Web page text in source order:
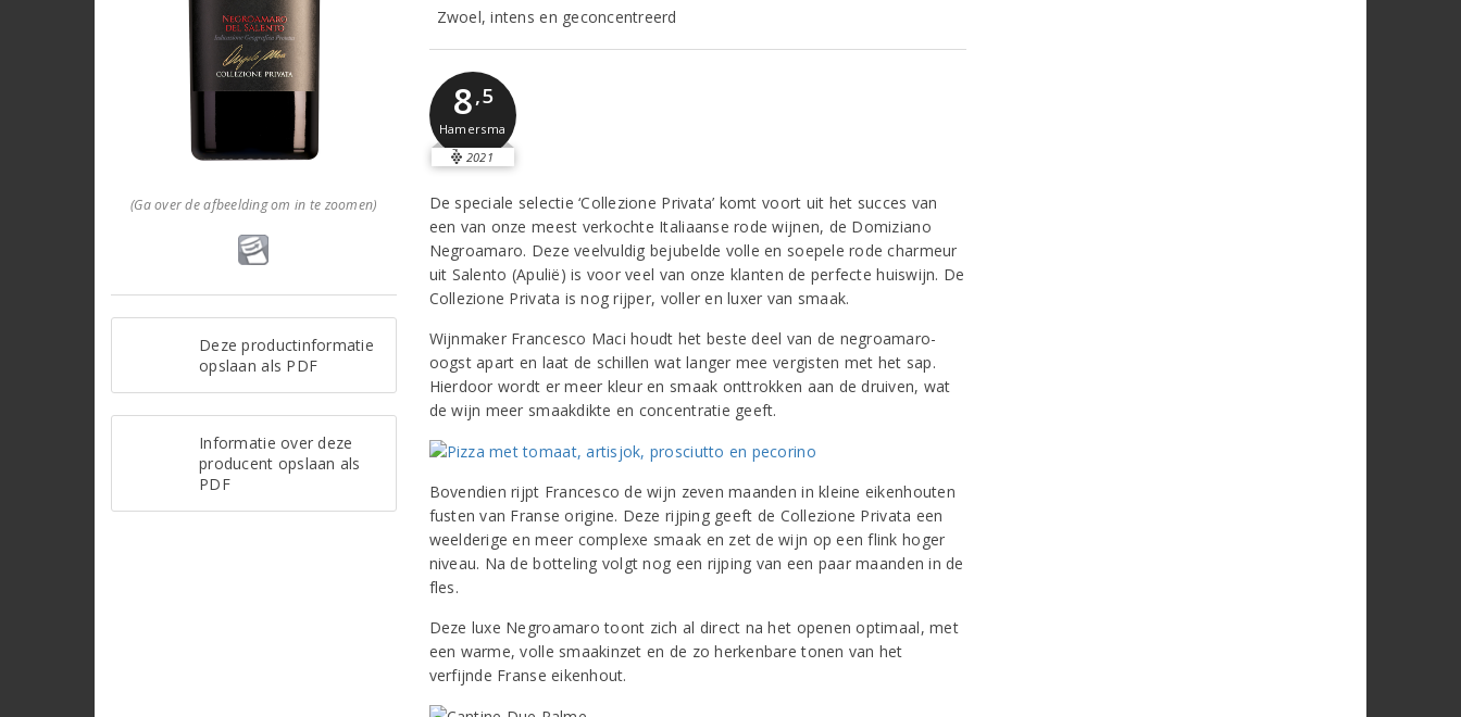
(Ga over de afbeelding om in te zoomen)
Deze productinformatie
opslaan als PDF
Informatie over deze
producent opslaan als
PDF
Zwoel, intens en geconcentreerd
8,5
Hamersma
2021
De speciale selectie ‘Collezione Privata’ komt voort uit het succes van
een van onze meest verkochte Italiaanse rode wijnen, de Domiziano
Negroamaro. Deze veelvuldig bejubelde volle en soepele rode charmeur
uit Salento (Apulië) is voor veel van onze klanten de perfecte huiswijn. De
Collezione Privata is nog rijper, voller en luxer van smaak.
Wijnmaker Francesco Maci houdt het beste deel van de negroamaro-
oogst apart en laat de schillen wat langer mee vergisten met het sap.
Hierdoor wordt er meer kleur en smaak onttrokken aan de druiven, wat
de wijn meer smaakdikte en concentratie geeft.
Bovendien rijpt Francesco de wijn zeven maanden in kleine eikenhouten
fusten van Franse origine. Deze rijping geeft de Collezione Privata een
weelderige en meer complexe smaak en zet de wijn op een flink hoger
niveau. Na de botteling volgt nog een rijping van een paar maanden in de
fles.
Deze luxe Negroamaro toont zich al direct na het openen optimaal, met
een warme, volle smaakinzet en de zo herkenbare tonen van het
verfijnde Franse eikenhout.